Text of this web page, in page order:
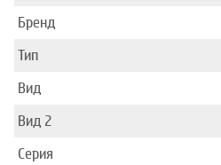
Бренд
Тип
Вид
Вид 2
Серия